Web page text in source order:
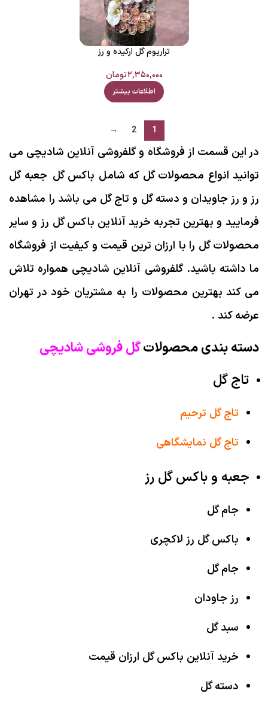
تراریوم گل ارکیده و رز
۲,۳۵۰,۰۰۰تومان
اطلاعات بیشتر
1
2
→
در این قسمت از فروشگاه و گلفروشی آنلاین شادیچی می
توانید انواع محصولات گل که شامل باکس گل جعبه گل
رز و رز جاویدان و دسته گل و تاج گل می باشد را مشاهده
فرمایید و بهترین تجربه خرید آنلاین باکس گل رز و سایر
محصولات گل را با ارزان ترین قیمت و کیفیت از فروشگاه
ما داشته باشید. گلفروشی آنلاین شادیچی همواره تلاش
می کند بهترین محصولات را به مشتریان خود در تهران
عرضه کند .
دسته بندی محصولاتگل فروشی شادیچی
تاج گل
تاج گل ترحیم
تاج گل نمایشگاهی
جعبه و باکس گل رز
جام گل
باکس گل رز لاکچری
جام گل
رز جاودان
سبد گل
خرید آنلاین باکس گل ارزان قیمت
دسته گل